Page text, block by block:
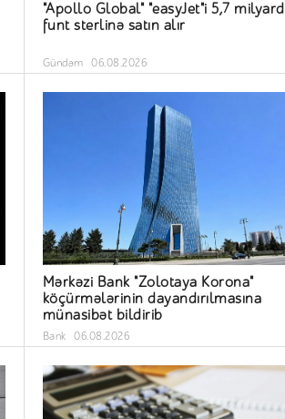
"Apollo Global" "easyJet"i 5,7 milyard
funt sterlinə satın alır
Gündəm 06.08.2026
Mərkəzi Bank "Zolotaya Korona"
köçürmələrinin dayandırılmasına
münasibət bildirib
Bank 06.08.2026